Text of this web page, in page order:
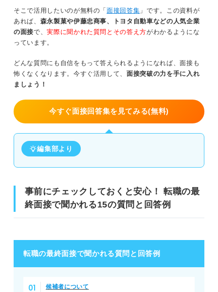
そこで活用したいのが無料の「面接回答集 」です。この資料が
あれば、 森永製菓や伊藤忠商事、トヨタ自動車などの人気企業
の面接で、実際に聞かれた質問とその答え方がわかるようにな
っています。
どんな質問にも自信をもって答えられるようになれば、面接も
怖くなくなります。今すぐ活用して、面接突破の力を手に入れ
ましょう！
今すぐ面接回答集を見てみる(無料)
編集部より
事前にチェックしておくと安心！ 転職の最
終面接で聞かれる15の質問と回答例
転職の最終面接で聞かれる質問と回答例
候補者について